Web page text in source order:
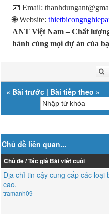
📧 Email:
🌐 Website:
ANT Việt Nam – Chất
hành cùng mọi dự án của
« Bài trước | Bài tiếp theo »
Chủ đề liên quan...
Chủ đề / Tác giả Bài viết cuối
Địa chỉ tin cậy cung cấp các loại
cao.
tramanh09